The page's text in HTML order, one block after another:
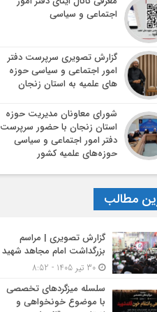
اجتماعی و سیاسی
گزارش تصویری سرپرست دفتر
امور اجتماعی و سیاسی حوزه
های علمیه به استان زنجان
شورای معاونان مدیریت حوزه
استان زنجان با حضور سرپرست
دفتر امور اجتماعی و سیاسی
حوزه‌های علمیه کشور
مطالب
گزارش تصویری | مراسم
بزرگداشت امام مجاهد شهید
سلسله میزگردهای تخصصی
با موضوع خونخواهی و